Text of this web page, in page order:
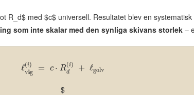
R_d$ med $c$ universell. Resultatet blev en
som inte skalar med den synliga skivans storlek –
ℓ(i)
våg = c ⋅ R
(i)
d + ℓgolv
$